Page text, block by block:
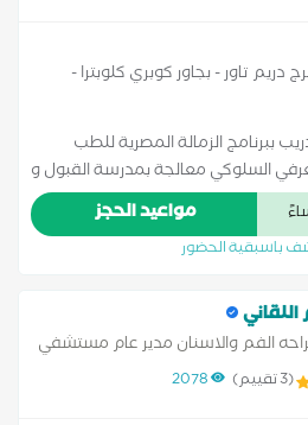
دريم تاور - بجاور كوبري كلوبترا -
ببرنامج الزمالة المصرية للطب
السلوكي معالجة بمدرسة القبول و
الداخلي متخصص نفسي بلغين سبستم
لتاكيد الحجزمواعيد الحجز
باسبقية الحضور
الفم والاسنان مدير عام مستشفي
(3 تقييم) 2078